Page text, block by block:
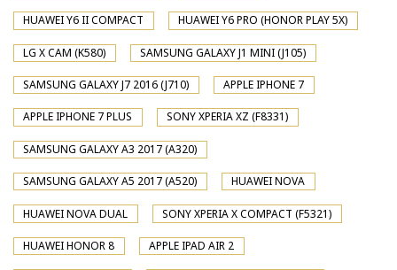
HUAWEI Y6 II COMPACT HUAWEI Y6 PRO (HONOR PLAY 5X)
LG X CAM (K580) SAMSUNG GALAXY J1 MINI (J105)
SAMSUNG GALAXY J7 2016 (J710) APPLE IPHONE 7
APPLE IPHONE 7 PLUS SONY XPERIA XZ (F8331)
SAMSUNG GALAXY A3 2017 (A320)
SAMSUNG GALAXY A5 2017 (A520) HUAWEI NOVA
HUAWEI NOVA DUAL SONY XPERIA X COMPACT (F5321)
HUAWEI HONOR 8 APPLE IPAD AIR 2